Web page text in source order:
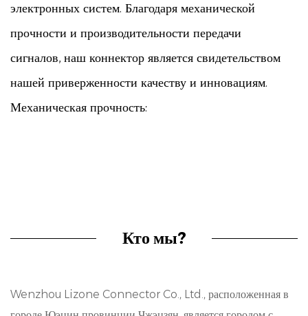
электронных систем. Благодаря механической
прочности и производительности передачи
сигналов, наш коннектор является свидетельством
нашей приверженности качеству и инновациям.
Механическая прочность:
он выдерживает вибрации, колебания температуры
Кто мы?
Wenzhou Lizone Connector Co., Ltd., расположенная в